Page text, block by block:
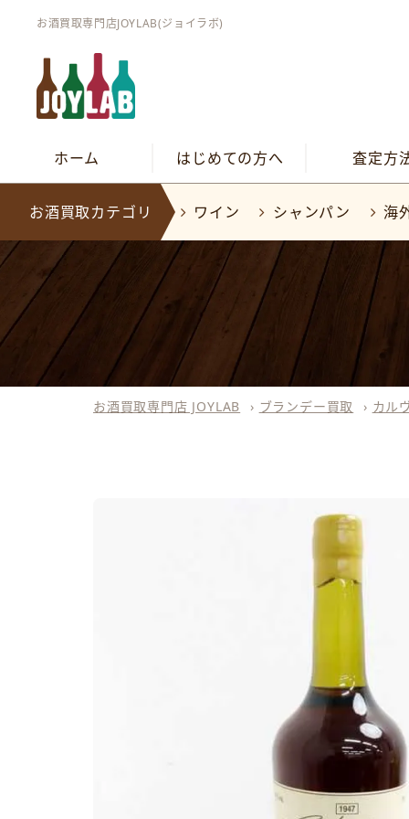
お酒買取専門店JOYLAB(ジョイラボ)
ホーム はじめての方へ 査定方
お酒買取カテゴリ ワイン シャンパン 海
お酒買取専門店 JOYLAB › ブランデー買取 › カル